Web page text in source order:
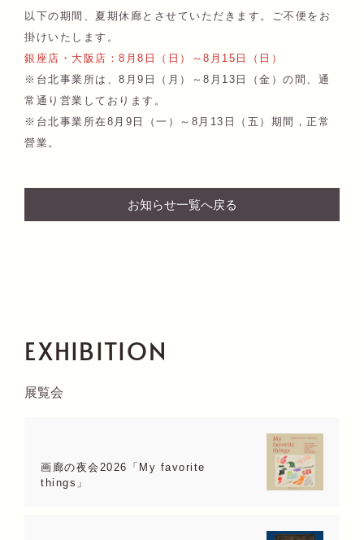
以下の期間、夏期休廊とさせていただきます。ご不便をお
掛けいたします。
銀座店・大阪店：8月8日（日）～8月15日（日）
※台北事業所は、8月9日（月）～8月13日（金）の間、通
常通り営業しております。
※台北事業所在8月9日（一）～8月13日（五）期間，正常
營業。
お知らせ一覧へ戻る
EXHIBITION
展覧会
画廊の夜会2026「My favorite
things」